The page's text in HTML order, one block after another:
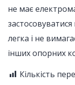
не має
застосовуватися
легка і не
інших опорних
Кількість